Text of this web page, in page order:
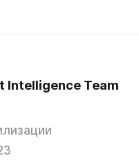
Intelligence Team